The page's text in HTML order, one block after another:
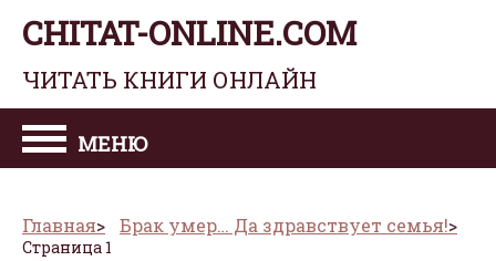
CHITAT-ONLINE.COM
ЧИТАТЬ КНИГИ ОНЛАЙН
МЕНЮ
Главная Брак умер… Да здравствует семья!
Страница 1